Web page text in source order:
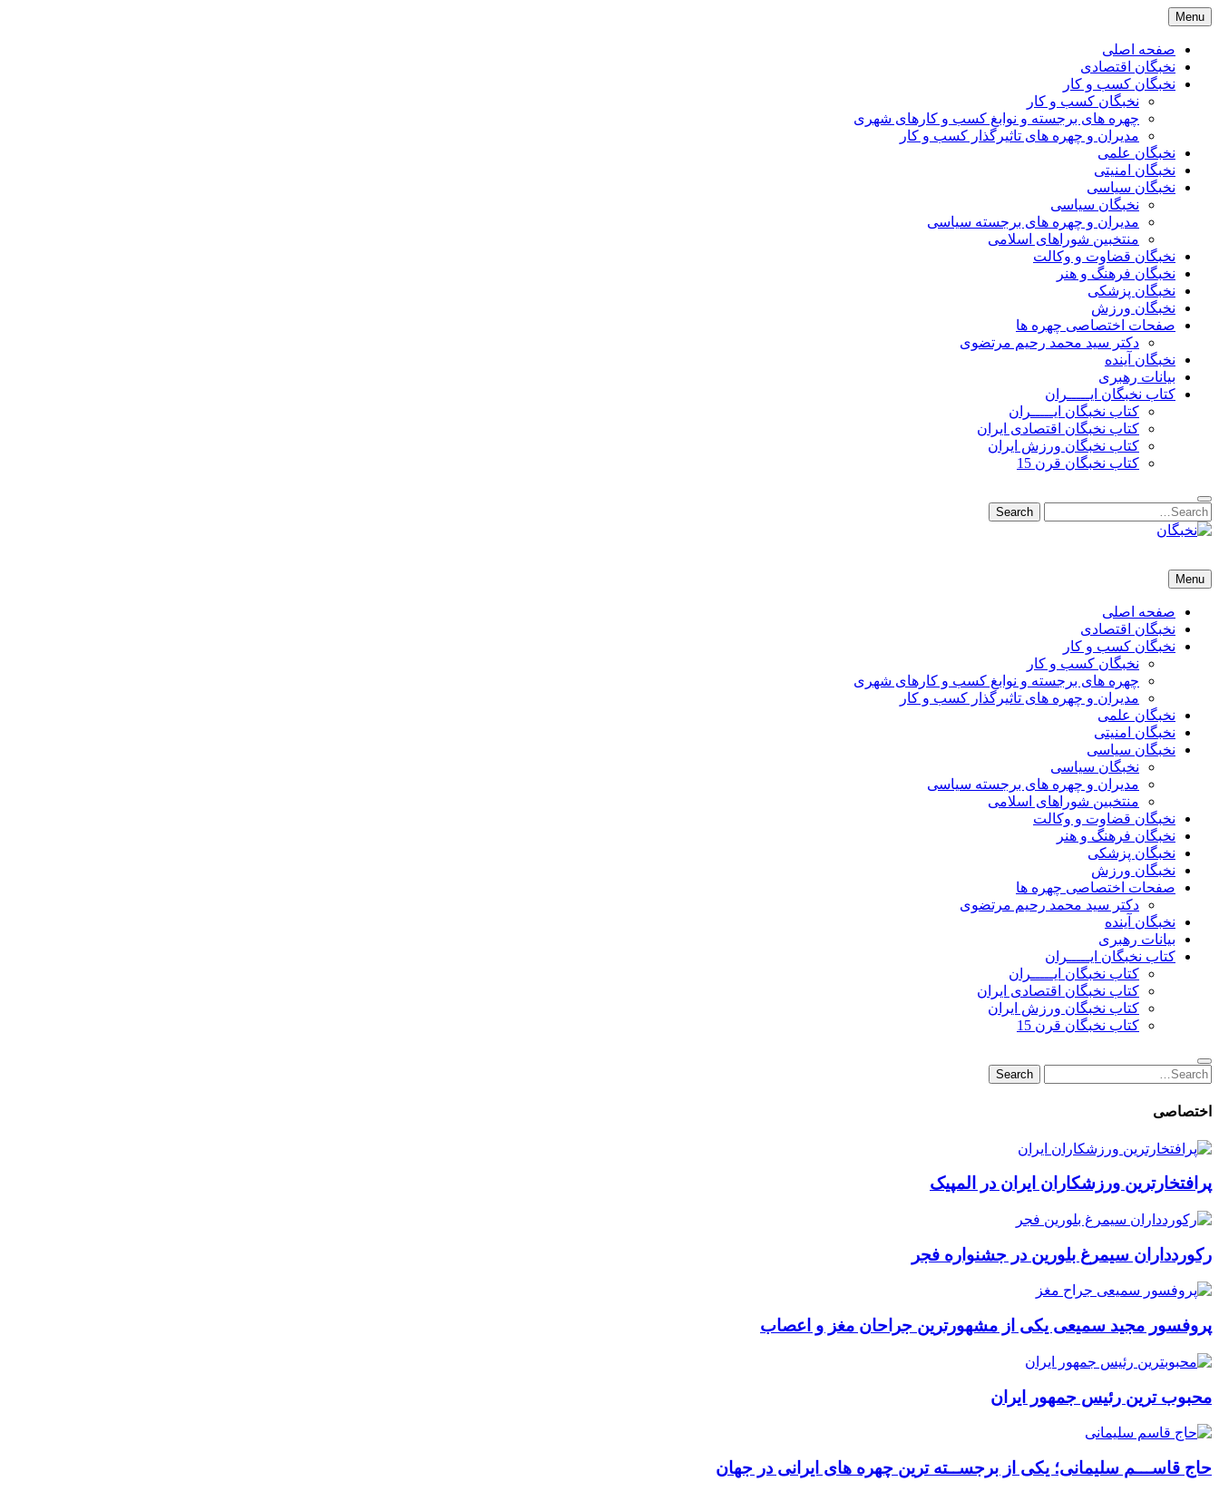
Skip
to
content
Menu
صفحه اصلی
نخبگان اقتصادی
نخبگان کسب و کار
نخبگان کسب و کار
چهره های برجسته و نوابغ کسب و کارهای شهری
مدیران و چهره های تاثیرگذار کسب و کار
نخبگان علمی
نخبگان امنیتی
نخبگان سیاسی
نخبگان سیاسی
مدیران و چهره های برجسته سیاسی
منتخبین شوراهای اسلامی
نخبگان قضاوت و وکالت
نخبگان فرهنگ و هنر
نخبگان پزشکی
نخبگان ورزش
صفحات اختصاصی چهره ها
دکتر سید محمد رحیم مرتضوی
نخبگان آینده
بیانات رهبری
کتاب نخبگان ایـــــران
کتاب نخبگان ایـــــران
کتاب نخبگان اقتصادی ایران
کتاب نخبگان ورزش ایران
کتاب نخبگان قرن 15
Search
for:
Search
نخبگان تایمز/ کتاب نخبگان + پورتال رسمی کتاب نخبگان ایران – کتاب نخبگان اقتصادی ایران – کتاب نخبگان قرن 15 – کتاب نخبگان ورزش ایران – کتاب نخبگان کسب و کار ایران – کتاب نخبگان ایران
Menu
صفحه اصلی
نخبگان اقتصادی
نخبگان کسب و کار
نخبگان کسب و کار
چهره های برجسته و نوابغ کسب و کارهای شهری
مدیران و چهره های تاثیرگذار کسب و کار
نخبگان علمی
نخبگان امنیتی
نخبگان سیاسی
نخبگان سیاسی
مدیران و چهره های برجسته سیاسی
منتخبین شوراهای اسلامی
نخبگان قضاوت و وکالت
نخبگان فرهنگ و هنر
نخبگان پزشکی
نخبگان ورزش
صفحات اختصاصی چهره ها
دکتر سید محمد رحیم مرتضوی
نخبگان آینده
بیانات رهبری
کتاب نخبگان ایـــــران
کتاب نخبگان ایـــــران
کتاب نخبگان اقتصادی ایران
کتاب نخبگان ورزش ایران
کتاب نخبگان قرن 15
Search
for:
Search
اختصاصی
پرافتخارترین ورزشکاران ایران در المپیک
رکوردداران سیمرغ بلورین در جشنواره فجر
پروفسور مجید سمیعی یکی از مشهورترین جراحان مغز و اعصاب
محبوب ترین رئیس جمهور ایران
حاج قاســـم سلیمانی؛ یکی از برجســته ترین چهره های ایرانی در جهان